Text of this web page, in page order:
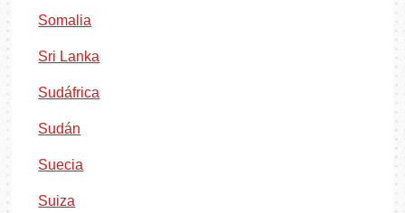
Somalia
Sri Lanka
Sudáfrica
Sudán
Suecia
Suiza